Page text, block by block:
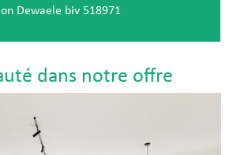
Dewaele biv 518971
dans notre offre